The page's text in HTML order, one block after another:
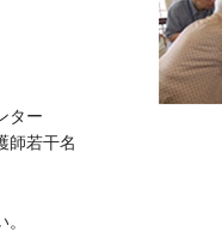
ター
師若干名